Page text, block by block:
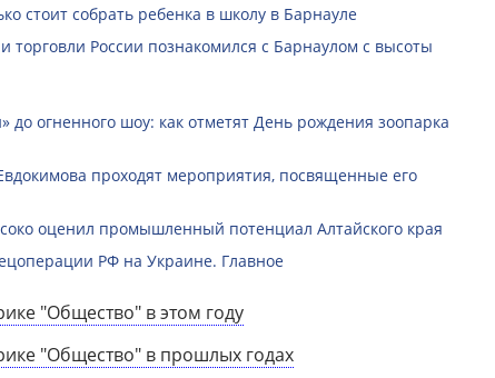
стоит собрать ребенка в школу в Барнауле
России познакомился с Барнаулом с высоты
огненного шоу: как отметят День рождения зоопарка
проходят мероприятия, посвященные его
оценил промышленный потенциал Алтайского края
РФ на Украине. Главное
"Общество" в этом году
"Общество" в прошлых годах